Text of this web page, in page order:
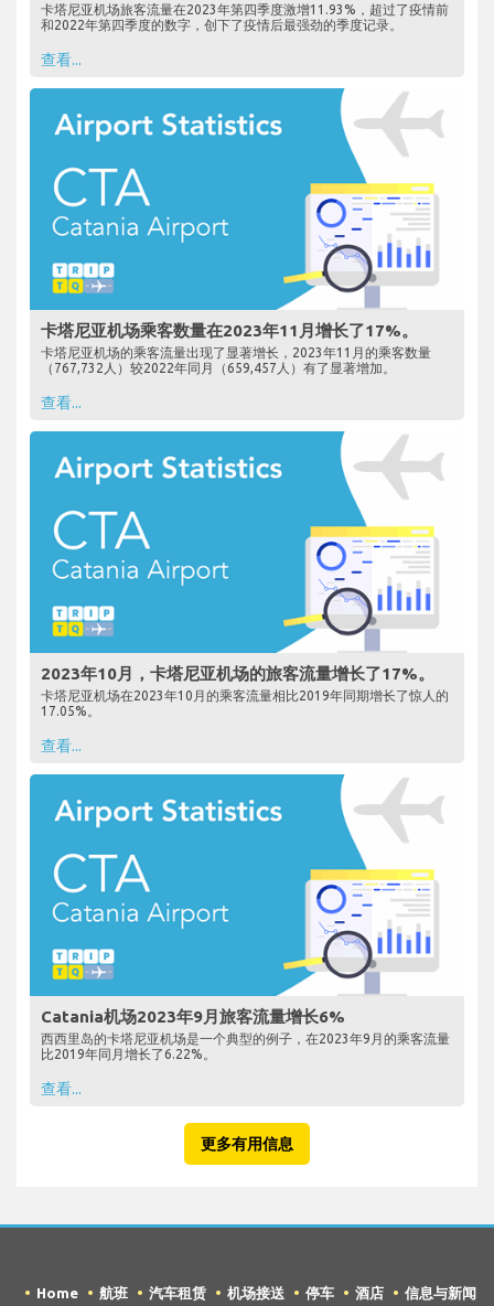
卡塔尼亚机场旅客流量在2023年第四季度激增11.93%，超过了疫情前
和2022年第四季度的数字，创下了疫情后最强劲的季度记录。
查看...
卡塔尼亚机场乘客数量在2023年11月增长了17%。
卡塔尼亚机场的乘客流量出现了显著增长，2023年11月的乘客数量
（767,732人）较2022年同月（659,457人）有了显著增加。
查看...
2023年10月，卡塔尼亚机场的旅客流量增长了17%。
卡塔尼亚机场在2023年10月的乘客流量相比2019年同期增长了惊人的
17.05%。
查看...
Catania机场2023年9月旅客流量增长6%
西西里岛的卡塔尼亚机场是一个典型的例子，在2023年9月的乘客流量
比2019年同月增长了6.22%。
查看...
更多有用信息
Home 航班 汽车租赁 机场接送 停车 酒店
信息与新闻